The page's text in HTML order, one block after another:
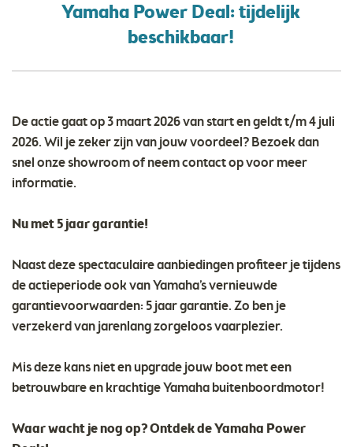
Yamaha Power Deal: tijdelijk
beschikbaar!
De actie gaat op 3 maart 2026 van start en geldt t/m 4 juli
2026. Wil je zeker zijn van jouw voordeel? Bezoek dan
snel onze showroom of neem contact op voor meer
informatie.
Nu met 5 jaar garantie!
Naast deze spectaculaire aanbiedingen profiteer je tijdens
de actieperiode ook van Yamaha’s vernieuwde
garantievoorwaarden: 5 jaar garantie. Zo ben je
verzekerd van jarenlang zorgeloos vaarplezier.
Mis deze kans niet en upgrade jouw boot met een
betrouwbare en krachtige Yamaha buitenboordmotor!
Waar wacht je nog op? Ontdek de Yamaha Power